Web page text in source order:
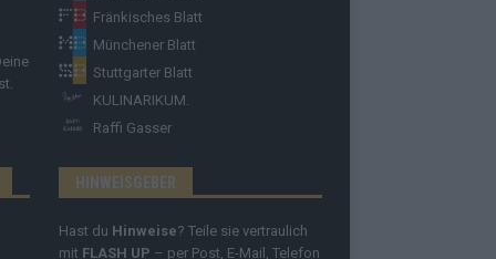
Fränkisches Blatt
Münchener Blatt
Stuttgarter Blatt
KULINARIKUM.
Raffi Gasser
HINWEISGEBER
Hast du Hinweise? Teile sie vertraulich
mit FLASH UP – per Post, E-Mail, Telefon